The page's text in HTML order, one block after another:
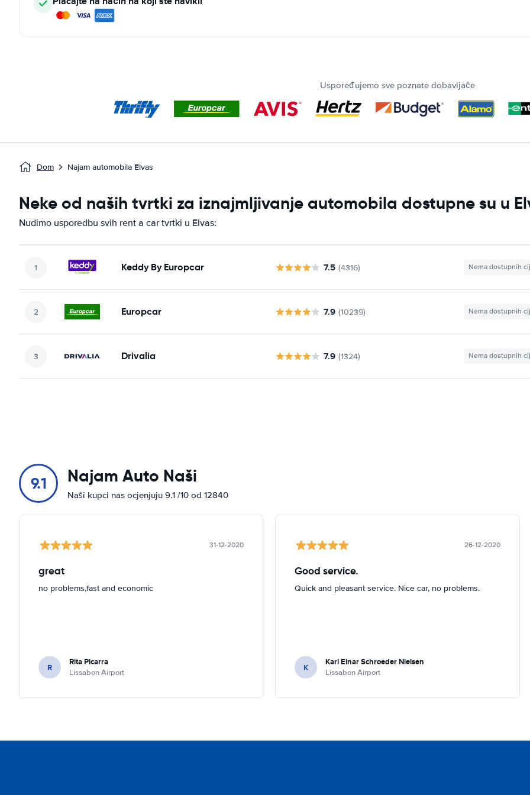
Uspoređujemo sve poznate dobavljače
Dom Najam automobila Elvas
Neke od naših tvrtki za iznajmljivanje automobila dostupne su u
Nudimo usporedbu svih rent a car tvrtki u Elvas:
Keddy By Europcar 7.5 (4316) Nema dostupnih
Europcar 7.9 (10239) Nema dostupnih
Drivalia 7.9 (1324) Nema dostupnih
9.1 Najam Auto Naši
Naši kupci nas ocjenjuju 9.1 /10 od 12840
31-12-2020
great
no problems,fast and economic
R Rita Picarra
Lissabon Airport
26-12-2020
Good service.
Quick and pleasant service. Nice car, no problems.
K Karl Einar Schroeder Nielsen
Lissabon Airport